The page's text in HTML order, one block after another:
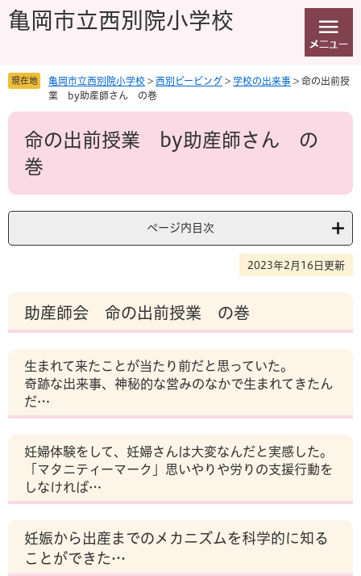
先
を
へ
亀岡市立西別院小学校
現在地 亀岡市立西別院小学校 > 西別ピーピング > 学校の出来事 > 命の出前授
業 by助産師さん の巻
本
命の出前授業 by助産師さん の
巻
ページ内目次
2023年2月16日更新
助産師会 命の出前授業 の巻
生まれて来たことが当たり前だと思っていた。
奇跡な出来事、神秘的な営みのなかで生まれてきたん
だ…
妊婦体験をして、妊婦さんは大変なんだと実感した。
「マタニティーマーク」思いやりや労りの支援行動を
しなければ…
妊娠から出産までのメカニズムを科学的に知る
ことができた…